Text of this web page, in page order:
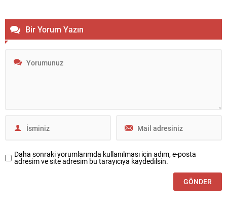
Bir Yorum Yazın
Daha sonraki yorumlarımda kullanılması için adım, e-posta
adresim ve site adresim bu tarayıcıya kaydedilsin.